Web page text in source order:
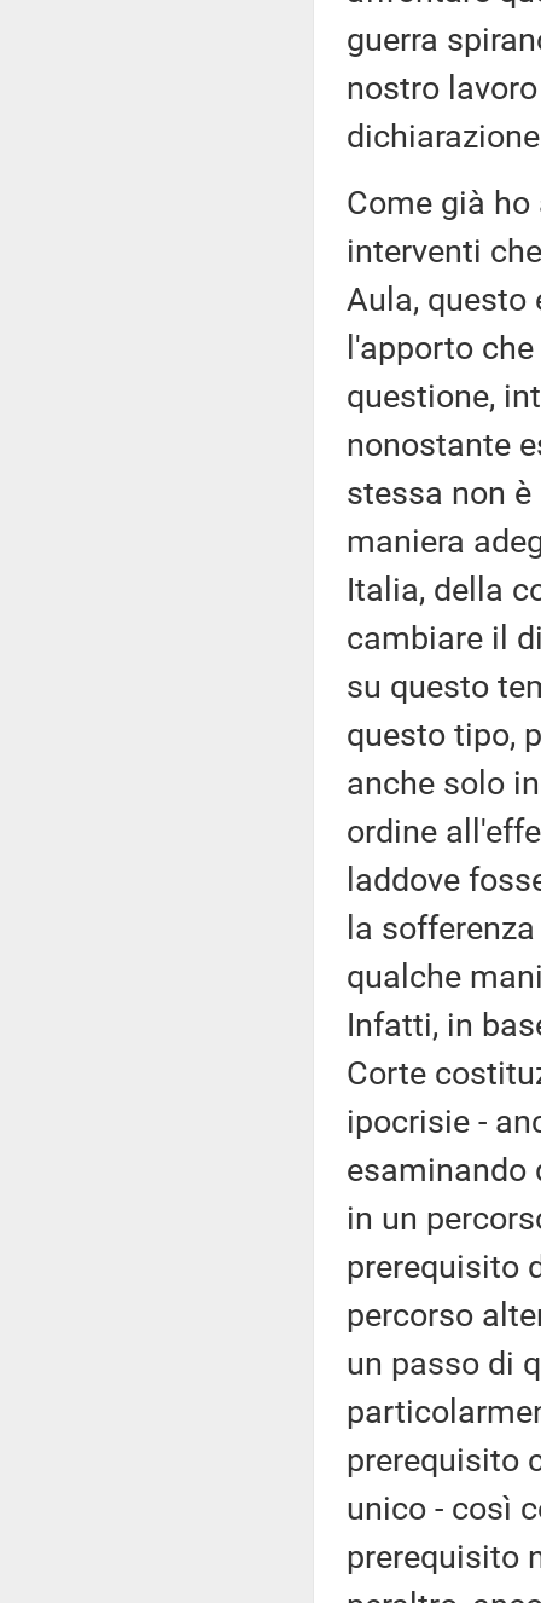
guerra
nostro
Come già
interventi
Aula, questo
l'apporto
questione,
nonostante
stessa non
maniera
Italia, della
cambiare il
su questo
questo tipo,
anche solo
ordine
laddove
la
qualche
Infatti, in
Corte
ipocrisie -
esaminando
in un
prerequisito
percorso
un passo di
prerequisito
unico - così
prerequisito